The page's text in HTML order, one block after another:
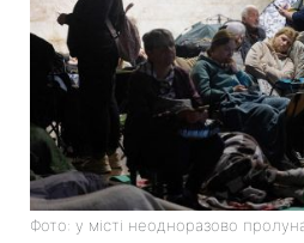
Фото: у місті неодноразово